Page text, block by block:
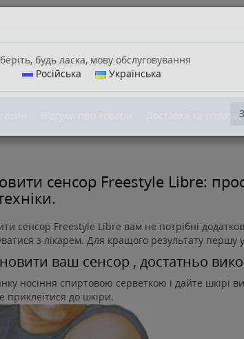
будь ласка, мову обслуговування
сенсор Freestyle Libre:
сенсор Freestyle Libre вам не потрібні
з лікарем. Для кращого результату
ваш сенсор , достатньо
носіння спиртовою серветкою і дайте
приклеїтися до шкіри.